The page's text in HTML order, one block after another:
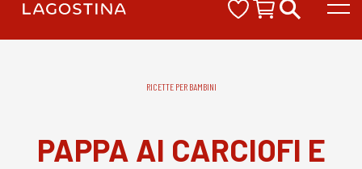
RICETTE PER BAMBINI
PAPPA AI CARCIOFI E